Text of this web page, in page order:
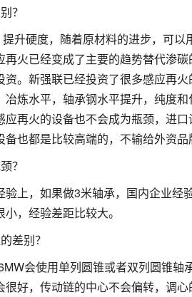
？
升硬度，随着原材料的进步，可
火已经变成了主要的趋势替代渗
。新强联已经投资了很多感应再
炼水平，轴承钢水平提升，纯度
再火的设备也不会成为瓶颈，进
也都是比较高端的，不输给外资品
？
上，如果做3米轴承，国内企业
，经验差距比较大。
差别？
会使用单列圆锥或者双列圆锥
好，传动链的中心不会偏转，调心